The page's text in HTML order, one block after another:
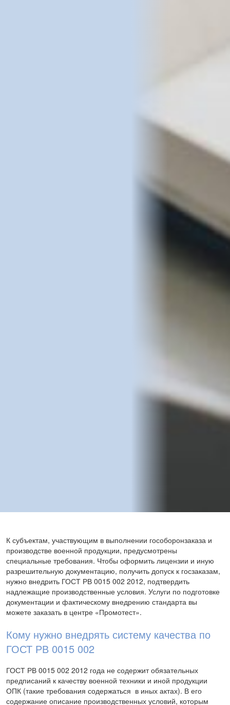
К субъектам, участвующим в выполнении гособоронзаказа и
производстве военной продукции, предусмотрены
специальные требования. Чтобы оформить лицензии и иную
разрешительную документацию, получить допуск к госзаказам,
нужно внедрить ГОСТ РВ 0015 002 2012, подтвердить
надлежащие производственные условия. Услуги по подготовке
документации и фактическому внедрению стандарта вы
можете заказать в центре «Промотест».
Кому нужно внедрять систему качества по
ГОСТ РВ 0015 002
ГОСТ РВ 0015 002 2012 года не содержит обязательных
предписаний к качеству военной техники и иной продукции
ОПК (такие требования содержаться в иных актах). В его
содержание описание производственных условий, которым